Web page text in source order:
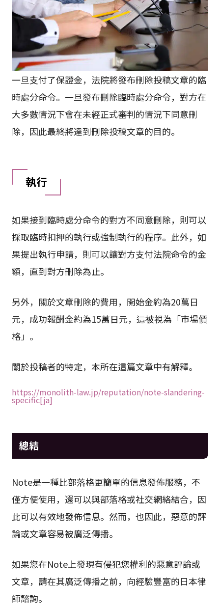
一旦支付了保證金，法院將發布刪除投稿文章的臨
時處分命令。一旦發布刪除臨時處分命令，對方在
大多數情況下會在未經正式審判的情況下同意刪
除，因此最終將達到刪除投稿文章的目的。
執行
如果接到臨時處分命令的對方不同意刪除，則可以
採取臨時扣押的執行或強制執行的程序。此外，如
果提出執行申請，則可以讓對方支付法院命令的金
額，直到對方刪除為止。
另外，關於文章刪除的費用，開始金約為20萬日
元，成功報酬金約為15萬日元，這被視為「市場價
格」。
關於投稿者的特定，本所在這篇文章中有解釋。
https://monolith-law.jp/reputation/note-slandering-
specific[ja]
總結
Note是一種比部落格更簡單的信息發佈服務，不
僅方便使用，還可以與部落格或社交網絡結合，因
此可以有效地發佈信息。然而，也因此，惡意的評
論或文章容易被廣泛傳播。
如果您在Note上發現有侵犯您權利的惡意評論或
文章，請在其廣泛傳播之前，向經驗豐富的日本律
師諮詢。